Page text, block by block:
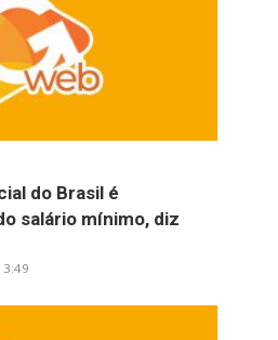
do Brasil é
salário mínimo, diz